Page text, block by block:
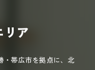
ア
・帯広市を拠点に、北